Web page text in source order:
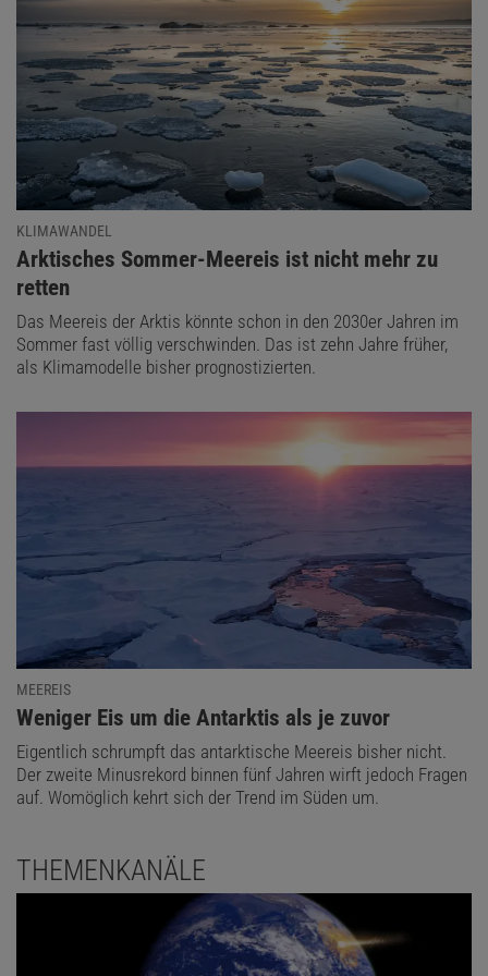
Cambridge Bay ist ein Dorf mit 1800 Einwohnern, größtenteils
Inuit, wie die indigenen Völker der Arktis sich selbst nennen. Der
Franklin im 19. Jahrhundert nach einem Herzog von Cambridge
benannt haben, liegt gegenüber dem kanadischen Festland auf
Victoria Island, einer der größten Inseln der Welt, und zudem direkt
an der Nordwestpassage, einem eisigen Seeweg zwischen Europa
KLIMAWANDEL
:
Arktisches Sommer-Meereis ist nicht mehr zu
retten
Das Meereis der Arktis könnte schon in den 2030er Jahren im
Sommer fast völlig verschwinden. Das ist zehn Jahre früher,
als Klimamodelle bisher prognostizierten.
MEEREIS
:
Weniger Eis um die Antarktis als je zuvor
Eigentlich schrumpft das antarktische Meereis bisher nicht.
Der zweite Minusrekord binnen fünf Jahren wirft jedoch Fragen
auf. Womöglich kehrt sich der Trend im Süden um.
THEMENKANÄLE